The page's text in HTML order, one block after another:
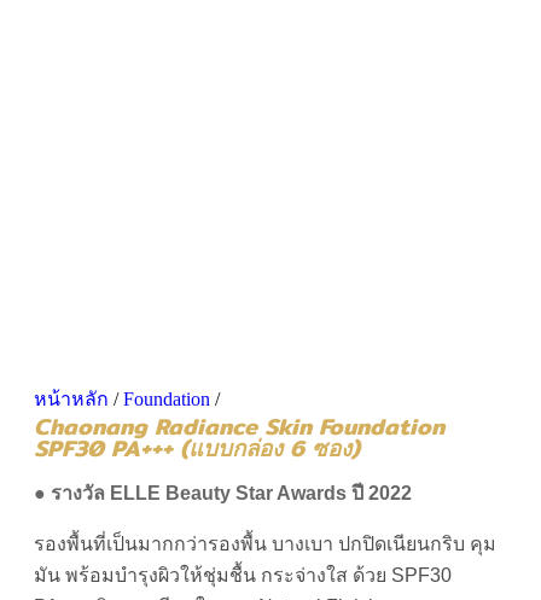
หน้าหลัก /Foundation /
Chaonang Radiance Skin Foundation
SPF30 PA+++ (แบบกล่อง 6 ซอง)
● รางวัล ELLE Beauty Star Awards ปี 2022
รองพื้นที่เป็นมากกว่ารองพื้น บางเบา ปกปิดเนียนกริบ คุม
มัน พร้อมบำรุงผิวให้ชุ่มชื้น กระจ่างใส ด้วย SPF30